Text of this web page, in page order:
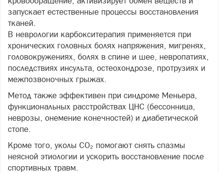
запускает естественные процессы восстановления
тканей.
В неврологии карбокситерапия применяется при
хронических головных болях напряжения, мигренях,
головокружениях, болях в спине и шее, невропатиях,
последствиях инсульта, остеохондрозе, протрузиях и
межпозвоночных грыжах.
Метод также эффективен при синдроме Меньера,
функциональных расстройствах ЦНС (бессонница,
неврозы, онемение конечностей) и диабетической
стопе.
Кроме того, уколы CO₂ помогают снять спазмы
неясной этиологии и ускорить восстановление после
спортивных травм.